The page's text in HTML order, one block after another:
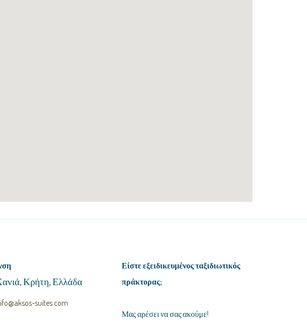
Κρήτη, Ελλάδα
suites.com
Είστε εξειδικευμένος ταξιδιωτικός
πράκτορας;
Μας αρέσει να σας ακούμε!